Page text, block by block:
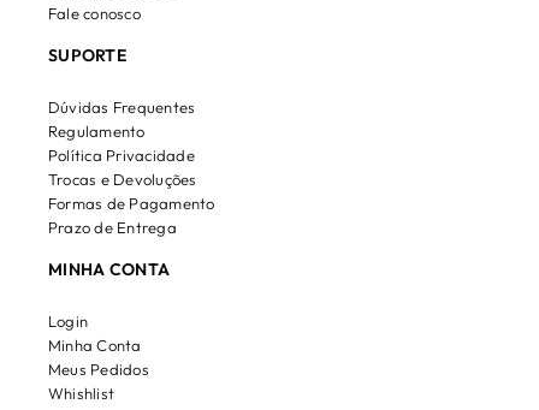
Fale conosco
SUPORTE
Dúvidas Frequentes
Regulamento
Política Privacidade
Trocas e Devoluções
Formas de Pagamento
Prazo de Entrega
MINHA CONTA
Login
Minha Conta
Meus Pedidos
Whishlist